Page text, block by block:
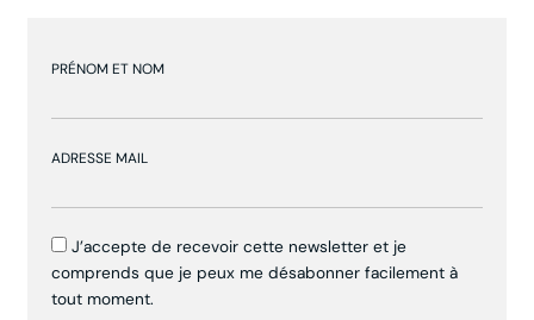
PRÉNOM ET NOM
ADRESSE MAIL
J’accepte de recevoir cette newsletter et je
comprends que je peux me désabonner facilement à
tout moment.